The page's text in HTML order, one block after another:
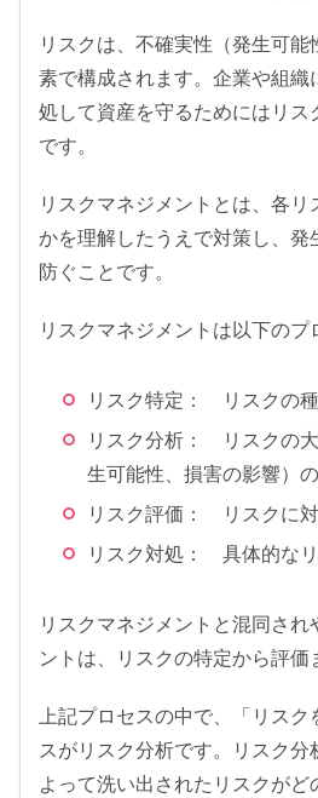
リスクは、不確実性（発生可
素で構成されます。企業や組
処して資産を守るためにはリ
です。
リスクマネジメントとは、各
かを理解したうえで対策し、
防ぐことです。
リスクマネジメントは以下のプ
リスク特定： リスクの
リスク分析： リスクの
生可能性、損害の影響）
リスク評価： リスクに
リスク対処： 具体的な
リスクマネジメントと混同さ
ントは、リスクの特定から評価
上記プロセスの中で、「リス
スがリスク分析です。リスク
よって洗い出されたリスクが